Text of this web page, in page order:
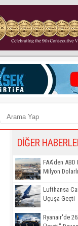
DİĞER
FAA’den
Milyon
Lufthansa
Uçuşa Geçti
Ryanair'de